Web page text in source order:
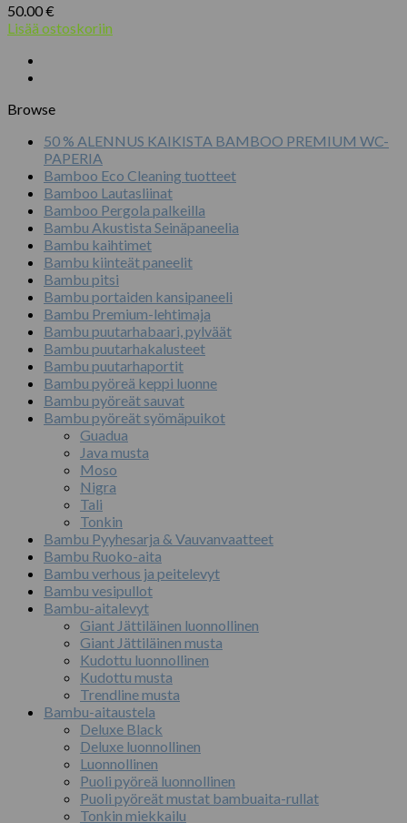
50.00€
Lisää ostoskoriin
Browse
50 % ALENNUS KAIKISTA BAMBOO PREMIUM WC-
PAPERIA
Bamboo Eco Cleaning tuotteet
Bamboo Lautasliinat
Bamboo Pergola palkeilla
Bambu Akustista Seinäpaneelia
Bambu kaihtimet
Bambu kiinteät paneelit
Bambu pitsi
Bambu portaiden kansipaneeli
Bambu Premium-lehtimaja
Bambu puutarhabaari, pylväät
Bambu puutarhakalusteet
Bambu puutarhaportit
Bambu pyöreä keppi luonne
Bambu pyöreät sauvat
Bambu pyöreät syömäpuikot
Guadua
Java musta
Moso
Nigra
Tali
Tonkin
Bambu Pyyhesarja & Vauvanvaatteet
Bambu Ruoko-aita
Bambu verhous ja peitelevyt
Bambu vesipullot
Bambu-aitalevyt
Giant Jättiläinen luonnollinen
Giant Jättiläinen musta
Kudottu luonnollinen
Kudottu musta
Trendline musta
Bambu-aitaustela
Deluxe Black
Deluxe luonnollinen
Luonnollinen
Puoli pyöreä luonnollinen
Puoli pyöreät mustat bambuaita-rullat
Tonkin miekkailu